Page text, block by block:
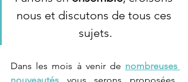
nous et discutons de tous ces
sujets.
Dans les mois à venir de nombreuses